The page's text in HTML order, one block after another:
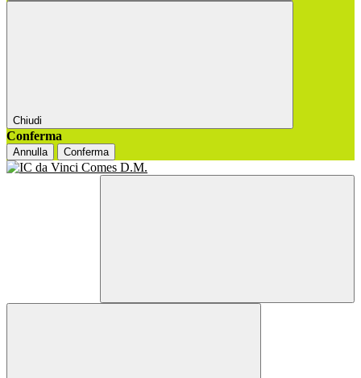
Chiudi
Conferma
Annulla Conferma